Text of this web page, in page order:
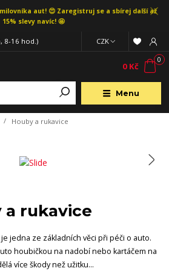
aut! 😍 Zaregistruj se a sbírej další až
15% slevy navíc! 🤩
Menu
CZK
8-16 hod.)
0
0 Kč
Houby a rukavice
a rukavice
jedna ze základních věci při péči o auto.
houbičkou na nadobí nebo kartáčem na
více škody než užitku...